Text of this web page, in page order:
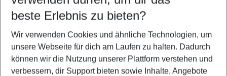
5-8 Nächte
2 Erwachsene Keine Kinder
Mehr Filter anzeigen
beste Erlebnis zu bieten?
Wir verwenden Cookies und ähnliche Technologien, um
unsere Webseite für dich am Laufen zu halten. Dadurch
können wir die Nutzung unserer Plattform verstehen und
verbessern, dir Support bieten sowie Inhalte, Angebote